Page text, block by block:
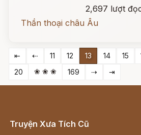
2,697 lượt
Thần thoại châu Âu
⇤ ⇠ 11 12 13 14 15
20
❀ ❀ ❀ 169 ⇢ ⇥
Truyện Xưa Tích Cũ